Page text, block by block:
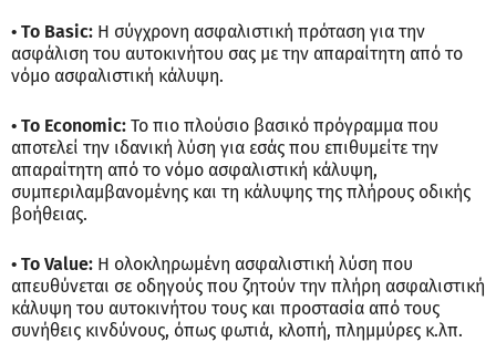
• Το Basic: Η σύγχρονη ασφαλιστική πρόταση για την
ασφάλιση του αυτοκινήτου σας με την απαραίτητη από το
νόμο ασφαλιστική κάλυψη.
• Το Economic: Το πιο πλούσιο βασικό πρόγραμμα που
αποτελεί την ιδανική λύση για εσάς που επιθυμείτε την
απαραίτητη από το νόμο ασφαλιστική κάλυψη,
συμπεριλαμβανομένης και τη κάλυψης της πλήρους οδικής
βοήθειας.
• Το Value: Η ολοκληρωμένη ασφαλιστική λύση που
απευθύνεται σε οδηγούς που ζητούν την πλήρη ασφαλιστική
κάλυψη του αυτοκινήτου τους και προστασία από τους
συνήθεις κινδύνους, όπως φωτιά, κλοπή, πλημμύρες κ.λπ.